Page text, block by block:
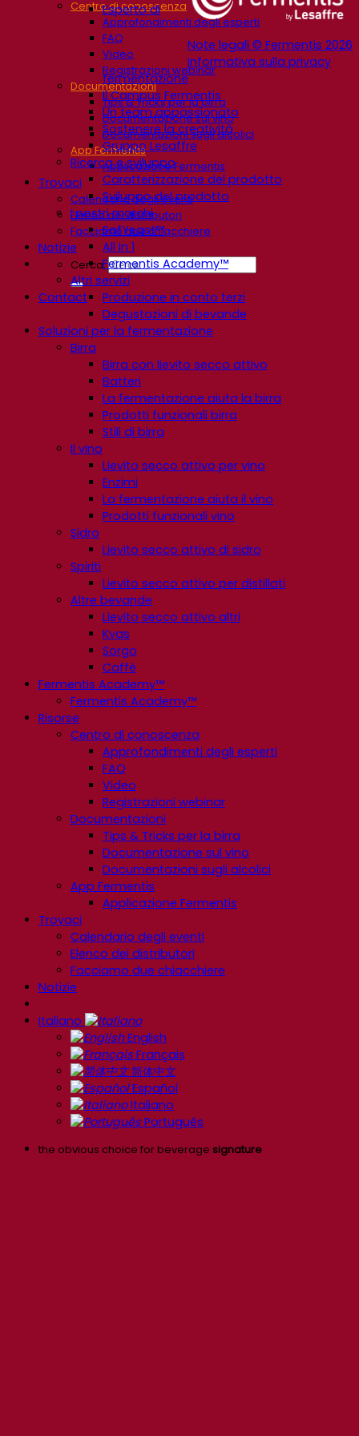
Centro di conoscenza
Approfondimenti degli esperti
FAQ
Video
Registrazioni webinar
Documentazioni
Tips & Tricks per la birra
Documentazione sul vino
Documentazioni sugli alcolici
App Fermentis
Applicazione Fermentis
Trovaci
Calendario degli eventi
Elenco dei distributori
Facciamo due chiacchiere
Notizie
Cerca:
Contact
Note legali © Fermentis 2026
Informativa sulla privacy
Esperto di
fermentazione
Il Campus Fermentis
Un team appassionato
Sostenere la creatività
Gruppo Lesaffre
Ricerca e sviluppo
Caratterizzazione del prodotto
Sviluppo del prodotto
I nostri marchi
SafYeast™
All In 1
Fermentis Academy™
Altri servizi
Produzione in conto terzi
Degustazioni di bevande
Soluzioni per la fermentazione
Birra
Birra con lievito secco attivo
Batteri
La fermentazione aiuta la birra
Prodotti funzionali birra
Stili di birra
Il vino
Lievito secco attivo per vino
Enzimi
La fermentazione aiuta il vino
Prodotti funzionali vino
Sidro
Lievito secco attivo di sidro
Spiriti
Lievito secco attivo per distillati
Altre bevande
Lievito secco attivo altri
Kvas
Sorgo
Caffè
Fermentis Academy™
Fermentis Academy™
Risorse
Centro di conoscenza
Approfondimenti degli esperti
FAQ
Video
Registrazioni webinar
Documentazioni
Tips & Tricks per la birra
Documentazione sul vino
Documentazioni sugli alcolici
App Fermentis
Applicazione Fermentis
Trovaci
Calendario degli eventi
Elenco dei distributori
Facciamo due chiacchiere
Notizie
Italiano
English
Français
简体中文
Español
Italiano
Português
the obvious choice for beverage signature